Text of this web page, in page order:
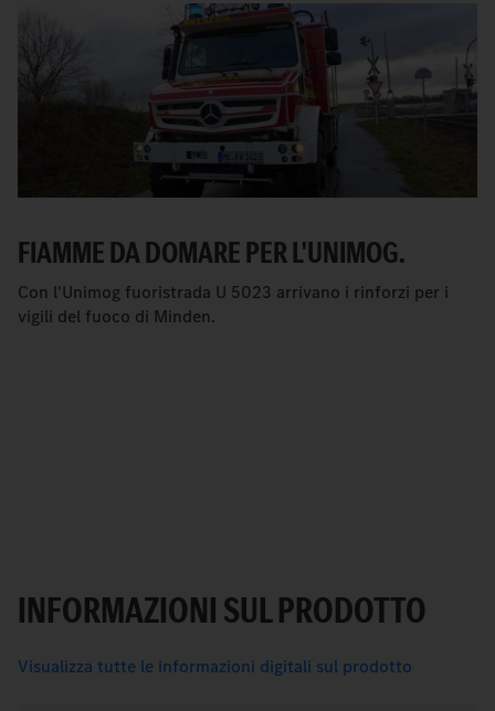
FIAMME DA DOMARE PER L'UNIMOG.
Con l'Unimog fuoristrada U 5023 arrivano i rinforzi per i
vigili del fuoco di Minden.
INFORMAZIONI SUL PRODOTTO
Visualizza tutte le informazioni digitali sul prodotto